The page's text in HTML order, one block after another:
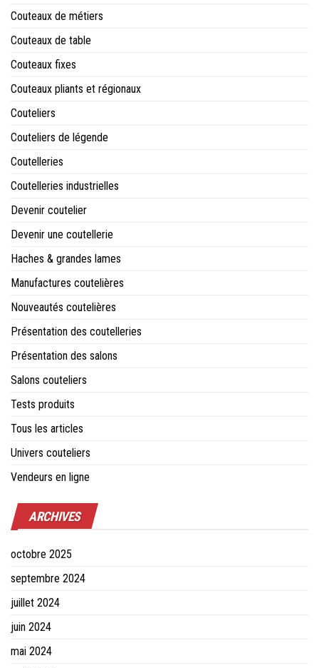
Couteaux de métiers
Couteaux de table
Couteaux fixes
Couteaux pliants et régionaux
Couteliers
Couteliers de légende
Coutelleries
Coutelleries industrielles
Devenir coutelier
Devenir une coutellerie
Haches & grandes lames
Manufactures coutelières
Nouveautés coutelières
Présentation des coutelleries
Présentation des salons
Salons couteliers
Tests produits
Tous les articles
Univers couteliers
Vendeurs en ligne
ARCHIVES
octobre 2025
septembre 2024
juillet 2024
juin 2024
mai 2024